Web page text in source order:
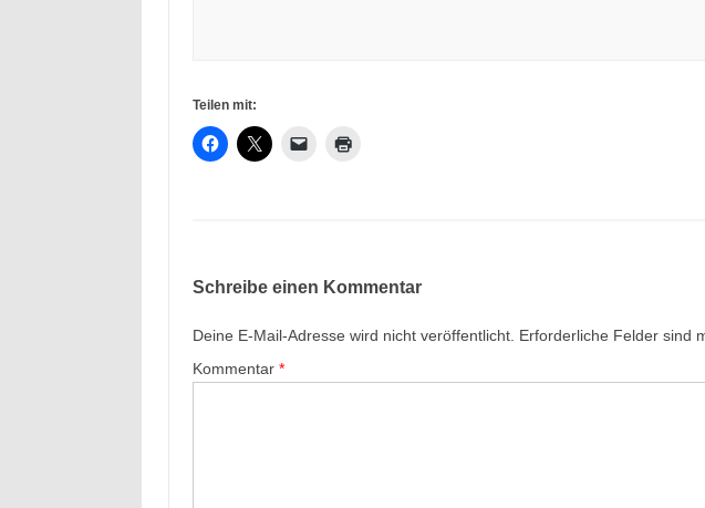
Teilen mit:
Schreibe einen Kommentar
Deine E-Mail-Adresse wird nicht veröffentlicht. Erforderliche Felder sind
Kommentar *